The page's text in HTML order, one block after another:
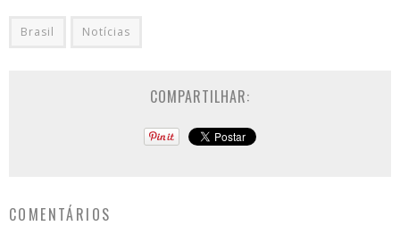
Brasil Notícias
COMPARTILHAR:
COMENTÁRIOS